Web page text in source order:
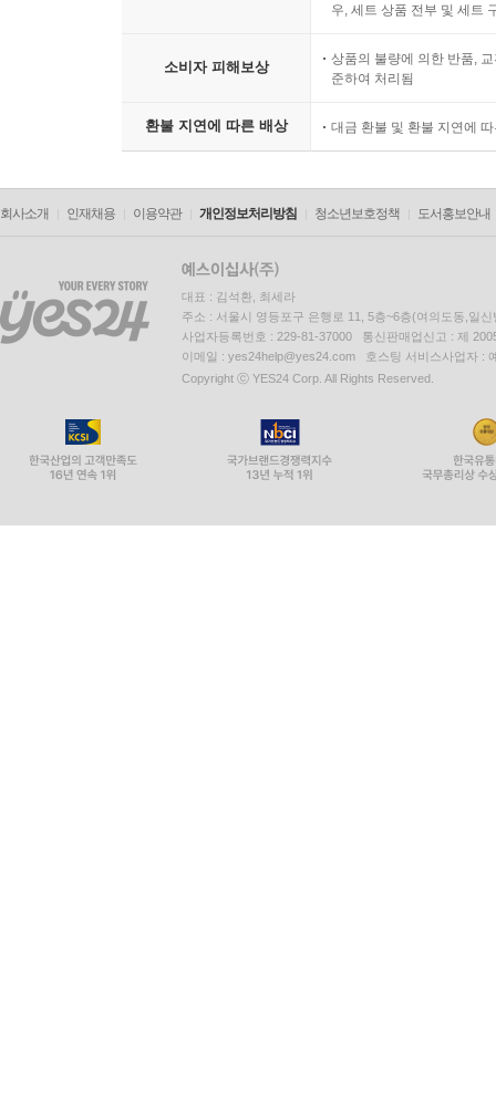
우, 세트 상품 전부 및 세트
소비자 피해보상
상품의 불량에 의한 반품,
준하여 처리됨
환불 지연에 따른 배상 대금 환불 및 환불 지연에
회사소개 인재채용 이용약관 개인정보처리방침 청소년보호정책 도서홍보안내
대표 : 김석환, 최세라
주소 : 서울시 영등포구 은행로 11, 5층~6층(여의도동,일신
사업자등록번호 : 229-81-37000 통신판매업신고 : 제
이메일 : yes24help@yes24.com 호스팅 서비스사업자 :
Copyright ⓒ YES24 Corp. All Rights Reserved.